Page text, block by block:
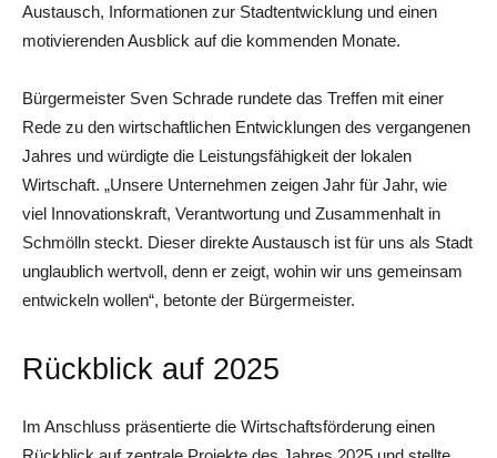
Austausch, Informationen zur Stadtentwicklung und einen
motivierenden Ausblick auf die kommenden Monate.
Bürgermeister Sven Schrade rundete das Treffen mit einer
Rede zu den wirtschaftlichen Entwicklungen des vergangenen
Jahres und würdigte die Leistungsfähigkeit der lokalen
Wirtschaft. „Unsere Unternehmen zeigen Jahr für Jahr, wie
viel Innovationskraft, Verantwortung und Zusammenhalt in
Schmölln steckt. Dieser direkte Austausch ist für uns als Stadt
unglaublich wertvoll, denn er zeigt, wohin wir uns gemeinsam
entwickeln wollen“, betonte der Bürgermeister.
Rückblick auf 2025
Im Anschluss präsentierte die Wirtschaftsförderung einen